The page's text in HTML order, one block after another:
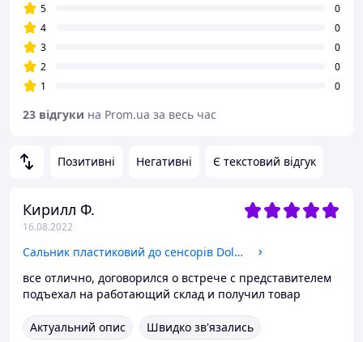
Позитивні Негативні Є текстовий відгук
Кирилл Ф.
16.08.2022
Сальник пластиковий до сенсорів Dol 40 R
все отлично, договорился о встрече с представителем
подъехал на работающий склад и получил товар
Актуальний опис
Швидко зв'язались
5
0
4
0
3
0
2
0
1
0
23 відгуки на Prom.ua за весь час